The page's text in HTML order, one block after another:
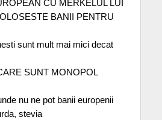
CU MERKELUL LUI
BANII PENTRU
sunt mult mai mici decat
SUNT MONOPOL
nu ne pot banii europenii
stevia